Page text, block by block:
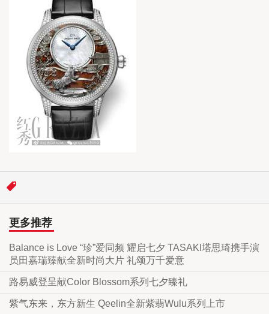
更多推荐
Balance is Love “珍”爱同频 耀启七夕 TASAKI塔思琦携手演
员田嘉瑞臻献全新时尚大片 礼颂万千爱意
路易威登呈献Color Blossom系列七夕臻礼
紫气东来，东方新生 Qeelin全新紫翡Wulu系列上市